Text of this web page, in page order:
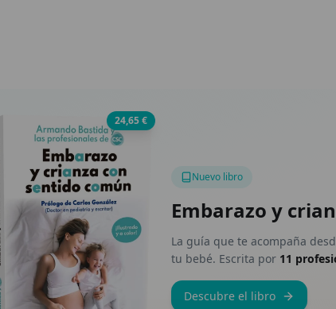
24,65 €
Nuevo libro
Embarazo y
La guía que te acompaña
tu bebé. Escrita por 11
Descubre el libro